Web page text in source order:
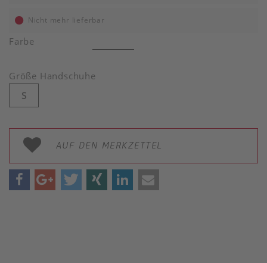
Nicht mehr lieferbar
Farbe
Größe Handschuhe
S
AUF DEN MERKZETTEL